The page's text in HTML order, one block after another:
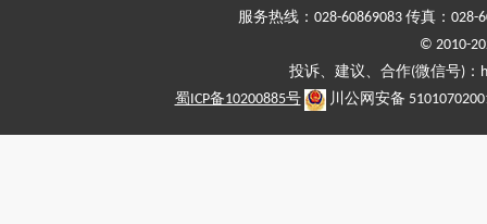
服务热线：028-60869083 传真：028-
© 2010-
投诉、建议、合作(微信号)
蜀ICP备10200885号
川公网安备